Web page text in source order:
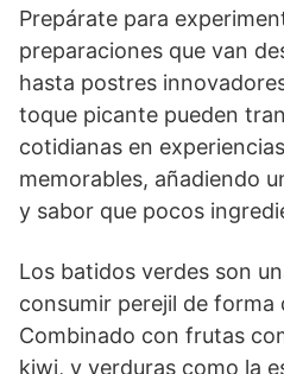
Prepárate para
preparaciones que van
hasta postres
toque picante pueden
cotidianas en
memorables, añadiendo
y sabor que pocos
Los batidos verdes son
consumir perejil de
Combinado con frutas
kiwi, y verduras como la